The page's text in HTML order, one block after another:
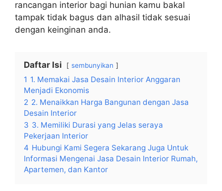
rancangan interior bagi hunian kamu bakal
tampak tidak bagus dan alhasil tidak sesuai
dengan keinginan anda.
Daftar Isi sembunyikan
1 1. Memakai Jasa Desain Interior Anggaran
Menjadi Ekonomis
2 2. Menaikkan Harga Bangunan dengan Jasa
Desain Interior
3 3. Memiliki Durasi yang Jelas seraya
Pekerjaan Interior
4 Hubungi Kami Segera Sekarang Juga Untuk
Informasi Mengenai Jasa Desain Interior Rumah,
Apartemen, dan Kantor